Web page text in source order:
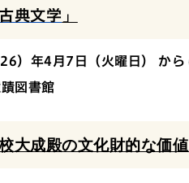
典文学 」
）年4月7日（火曜日） か
図書館
大成殿の文化財的な価値